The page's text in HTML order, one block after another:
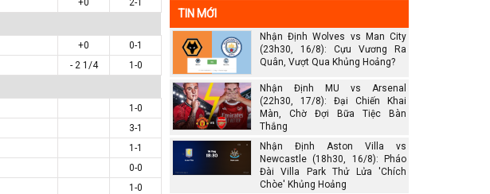
+0
0-1
- 2 1/4
1-0
1-0
3-1
1-1
0-0
1-0
TIN MỚI
Nhận Định Wolves vs Man City
(23h30, 16/8): Cựu Vương Ra
Quân, Vượt Qua Khủng Hoảng?
Nhận Định MU vs Arsenal
(22h30, 17/8): Đại Chiến Khai
Màn, Chờ Đợi Bữa Tiệc Bàn
Thắng
Nhận Định Aston Villa vs
Newcastle (18h30, 16/8): Pháo
Đài Villa Park Thử Lửa 'Chích
Chòe' Khủng Hoảng